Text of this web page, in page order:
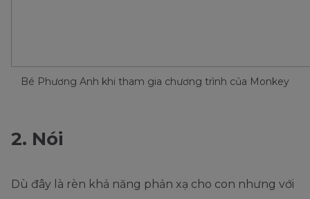
Bé Phương Anh khi tham gia chương trình của Monkey
2. Nói
Dù đây là rèn khả năng phản xạ cho con nhưng với